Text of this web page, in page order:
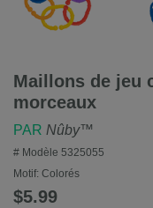
Maillons de jeu
morceaux
PAR Nûby™
# Modèle 5325055
Motif: Colorés
$5.99